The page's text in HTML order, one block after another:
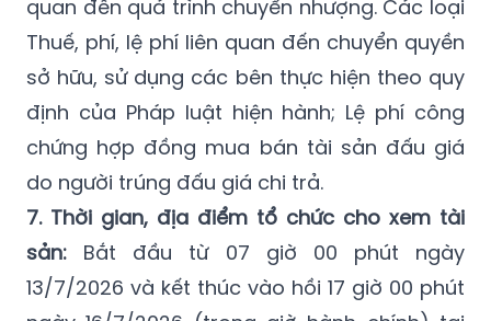
sở hữu, sử dụng các bên thực hiện theo quy
định của Pháp luật hiện hành; Lệ phí công
chứng hợp đồng mua bán tài sản đấu giá
do người trúng đấu giá chi trả.
7. Thời gian, địa điểm tổ chức cho xem tài
sản: Bắt đầu từ 07 giờ 00 phút ngày
13/7/2026 và kết thúc vào hồi 17 giờ 00 phút
ngày 16/7/2026 (trong giờ hành chính) tại
nơi có tài sản đấu giá: (địa chỉ: Tổ dân phố